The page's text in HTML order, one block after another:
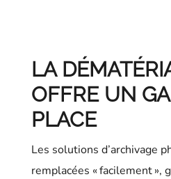
LA
OFFRE UN
PLACE
Les solutions d’archivage
remplacées « facilement »,